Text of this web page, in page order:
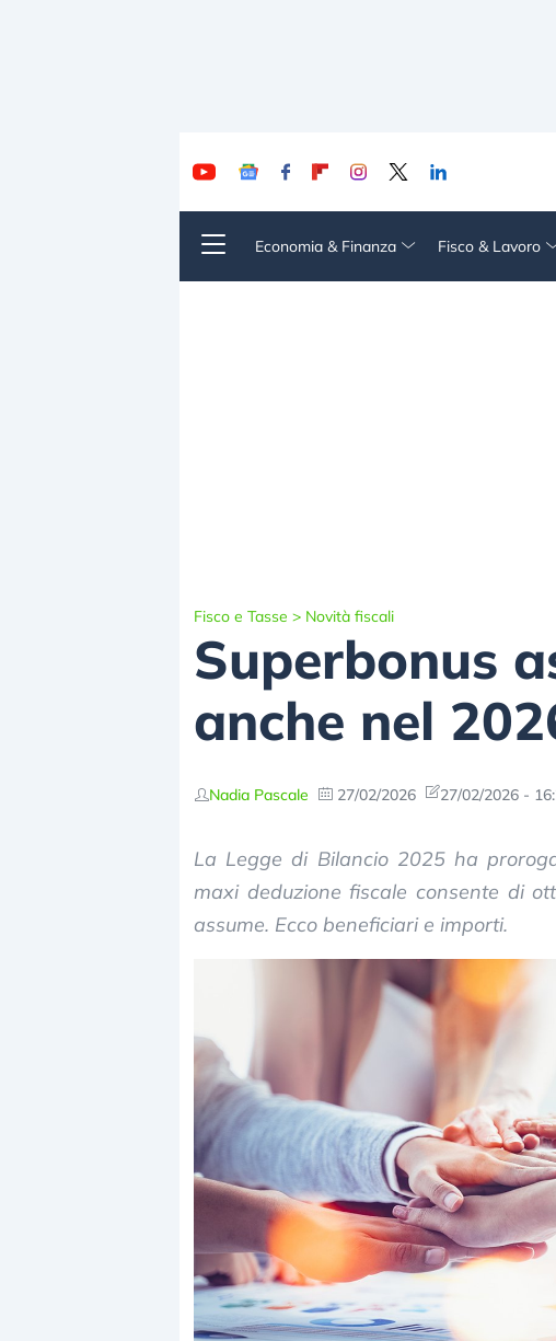
Economia & Finanza Fisco & Lavoro
Fisco e Tasse > Novità fiscali
Superbonus
anche nel
Nadia Pascale 27/02/2026 27/02/2026 -
La Legge di Bilancio 2025 ha
maxi deduzione fiscale consente di
assume. Ecco beneficiari e importi.
correzione. Cosa sta